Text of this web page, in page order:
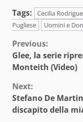
Tags:
Cecilia
Pugliese
Uomini e
Continue
Reading
Previous:
Glee, la serie
Monteith (Video)
Next:
Stefano De
discapito della